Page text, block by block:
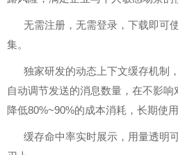
无需注册，无需登录，下载即可
集。
独家研发的动态上下文缓存机制
自动调节发送的消息数量，在不影
降低80%~90%的成本消耗，长期使
缓存命中率实时展示，用量透明